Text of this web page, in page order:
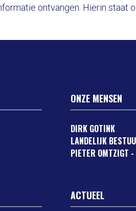
ontvangen. Hierin staat
ONZE MENSEN
DIRK GOTINK
LANDELIJK
PIETER OMTZIGT -
ACTUEEL